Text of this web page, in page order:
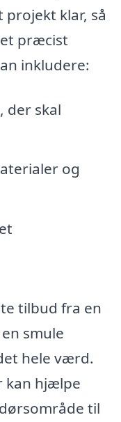
klar, så
præcist
inkludere:
der skal
og
tilbud fra en
smule
hele værd.
kan hjælpe
til